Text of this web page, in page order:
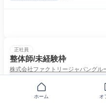
正社員
整体師/未経験枠
株式会社ファクトリージャパングル
★国内外330店舗以上の大手基
社8年目で年収923万円の...
ホーム オ